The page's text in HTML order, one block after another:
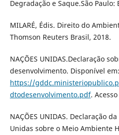
Degradação e Saque.São Paulo:
MILARÉ, Édis. Direito do
Thomson Reuters Brasil, 2018.
NAÇÕES UNIDAS.Declaração
desenvolvimento. Disponível em:
https://
dtodesenvolvimento.pdf.
NAÇÕES UNIDAS. Declaração
Unidas sobre o Meio Ambiente